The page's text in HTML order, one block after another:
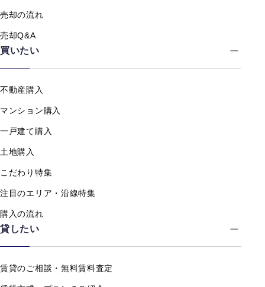
売却の流れ
売却Q&A
買いたい
不動産購入
マンション購入
一戸建て購入
土地購入
こだわり特集
注目のエリア・沿線特集
購入の流れ
貸したい
賃貸のご相談・無料賃料査定